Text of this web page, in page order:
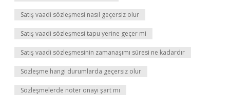
Satış vaadi sözleşmesi nasıl geçersiz olur
Satış vaadi sözleşmesi tapu yerine geçer mi
Satış vaadi sözleşmesinin zamanaşımı süresi ne kadardır
Sözleşme hangi durumlarda geçersiz olur
Sözleşmelerde noter onayı şart mı